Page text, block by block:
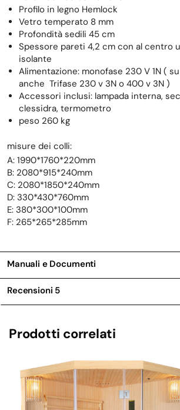
Profilo in legno Hemlock
Vetro temperato 8 mm
Profondità sedili 45 cm
Spessore pareti 4,2 cm con al centro
isolante
Alimentazione: monofase 230 V 1N (
anche Trifase 230 v 3N o 400 v 3N )
Accessori inclusi: lampada interna,
clessidra, termometro
peso 260 kg
misure dei colli:
A: 1990*1760*220mm
B: 2080*915*240mm
C: 2080*1850*240mm
D: 330*430*760mm
E: 380*300*100mm
F: 265*265*285mm
Manuali e Documenti
Recensioni 5
Prodotti correlati